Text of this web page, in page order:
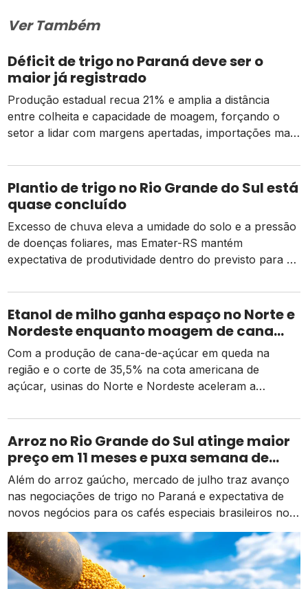
Ver Também
Déficit de trigo no Paraná deve ser o
maior já registrado
Produção estadual recua 21% e amplia a distância
entre colheita e capacidade de moagem, forçando o
setor a lidar com margens apertadas, importações mais
Plantio de trigo no Rio Grande do Sul está
quase concluído
Excesso de chuva eleva a umidade do solo e a pressão
de doenças foliares, mas Emater-RS mantém
expectativa de produtividade dentro do previsto para a
Etanol de milho ganha espaço no Norte e
Nordeste enquanto moagem de cana
recua e tarifa dos EUA pressiona usinas
Com a produção de cana-de-açúcar em queda na
região e o corte de 35,5% na cota americana de
açúcar, usinas do Norte e Nordeste aceleram a
de receita e competitividade.
Arroz no Rio Grande do Sul atinge maior
preço em 11 meses e puxa semana de
valorização no campo
Além do arroz gaúcho, mercado de julho traz avanço
nas negociações de trigo no Paraná e expectativa de
novos negócios para os cafés especiais brasileiros no
exterior